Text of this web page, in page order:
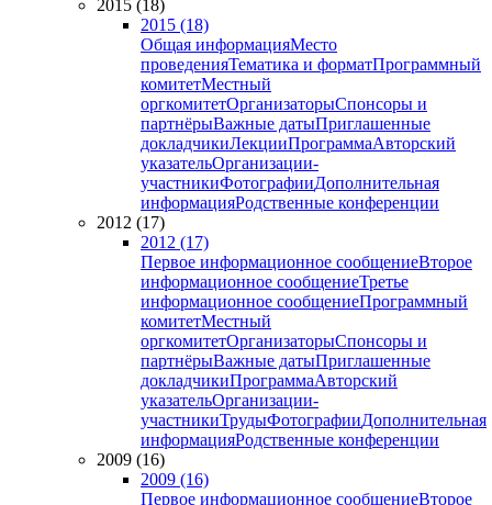
2015 (18)
2015 (18)
Общая информацияМесто
проведенияТематика и форматПрограммный
комитетМестный
оргкомитетОрганизаторыСпонсоры и
партнёрыВажные датыПриглашенные
докладчикиЛекцииПрограммаАвторский
указательОрганизации-
участникиФотографииДополнительная
информацияРодственные конференции
2012 (17)
2012 (17)
Первое информационное сообщениеВторое
информационное сообщениеТретье
информационное сообщениеПрограммный
комитетМестный
оргкомитетОрганизаторыСпонсоры и
партнёрыВажные датыПриглашенные
докладчикиПрограммаАвторский
указательОрганизации-
участникиТрудыФотографииДополнительная
информацияРодственные конференции
2009 (16)
2009 (16)
Первое информационное сообщениеВторое